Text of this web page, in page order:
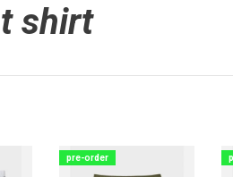
shirt
pre-order